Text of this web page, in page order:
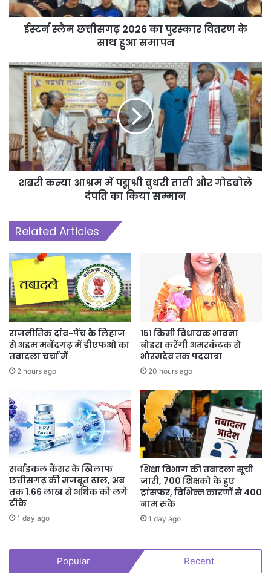
“उन्नति डहर निशुल्क विद्या मंदिर” केवल एक कोचिंग नहीं, बल्कि उन विद्यार्थियों के
सपनों को नई उड़ान देने का एक सामाजिक अभियान है, जो प्रतिभाशाली तो हैं,
लेकिन आर्थिक रूप से कमजोर हैं।
उसका मानना है कि “पढ़ाई के लिए पैसों की नहीं, बल्कि हौसलों, मेहनत, लगन और
सही मार्गदर्शन की आवश्यकता होती है। यदि अवसर मिले, तो हर बच्चा अपने जीवन
में बड़ी सफलता प्राप्त कर सकता है।” इसी विश्वास के साथ सभी छात्र-छात्राओं,
विशेष रूप से सरकारी स्कूलों के गरीब एवं जरूरतमंद बच्चों, से इस अभियान से
जुड़ने और अपने उज्ज्वल भविष्य की ओर पहला कदम बढ़ाने का आह्वान करते हैं।
ईस्टर्न स्लैम छत्तीसगढ़ 2026 का पुरस्कार वितरण के
साथ हुआ समापन
शबरी कन्या आश्रम में पद्मश्री बुधरी ताती और गोडबोले
दंपति का किया सम्मान
Related Articles
राजनीतिक दांव-पेंच के लिहाज
से अहम मनेंद्रगढ़ में डीएफओ का
तबादला चर्चा में
2 hours ago
151 किमी विधायक भावना
बोहरा करेंगी अमरकंटक से
भोरमदेव तक पदयात्रा
20 hours ago
सर्वाइकल कैंसर के खिलाफ
छत्तीसगढ़ की मजबूत ढाल, अब
तक 1.66 लाख से अधिक को लगे
टीके
1 day ago
शिक्षा विभाग की तबादला सूची
जारी, 700 शिक्षको के हुए
ट्रांसफर, विभिन्न कारणों से 400
नाम रुके
1 day ago
Popular Recent